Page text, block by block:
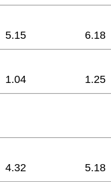
5.15 6.18
1.04 1.25
4.32 5.18